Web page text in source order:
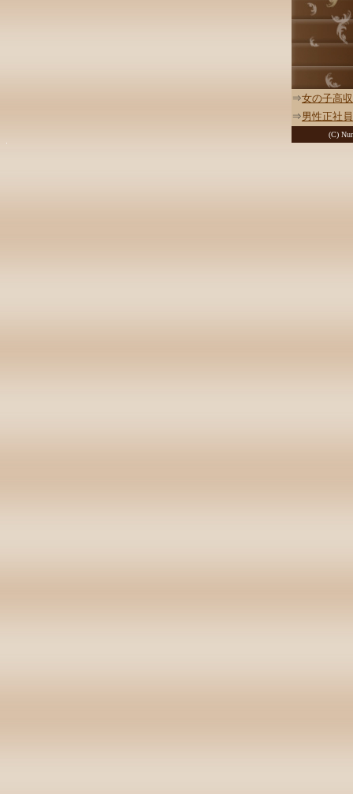
⇒女の子高
⇒男性正社
(C)